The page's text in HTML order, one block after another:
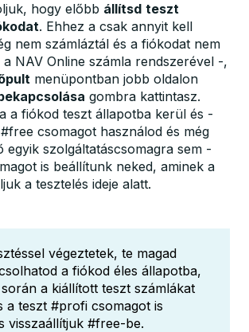
hogy előbb állítsd teszt
. Ehhez a csak annyit kell
nem számláztál és a fiókodat nem
NAV Online számla rendszerével -,
menüpontban jobb oldalon
gombra kattintasz.
a fiókod teszt állapotba kerül és -
csomagot használod és még
egyik szolgáltatáscsomagra sem -
is beállítunk neked, aminek a
a tesztelés ideje alatt.
végeztetek, te magad
a fiókod éles állapotba,
a kiállított teszt számlákat
a teszt #profi csomagot is
visszaállítjuk #free-be.